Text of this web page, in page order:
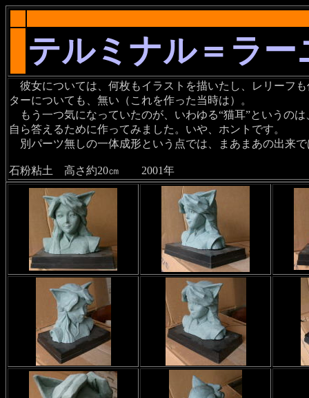
テルミナル＝ラ
彼女については、何枚もイラストを描いたし、レリーフ
ターについても、無い（これを作った当時は）。
もう一つ気になっていたのが、いわゆる“猫耳”というの
自ら答えるために作ってみました。いや、ホントです。
別パーツ無しの一体成形という点では、まあまあの出来
石粉粘土 高さ約20㎝ 2001年